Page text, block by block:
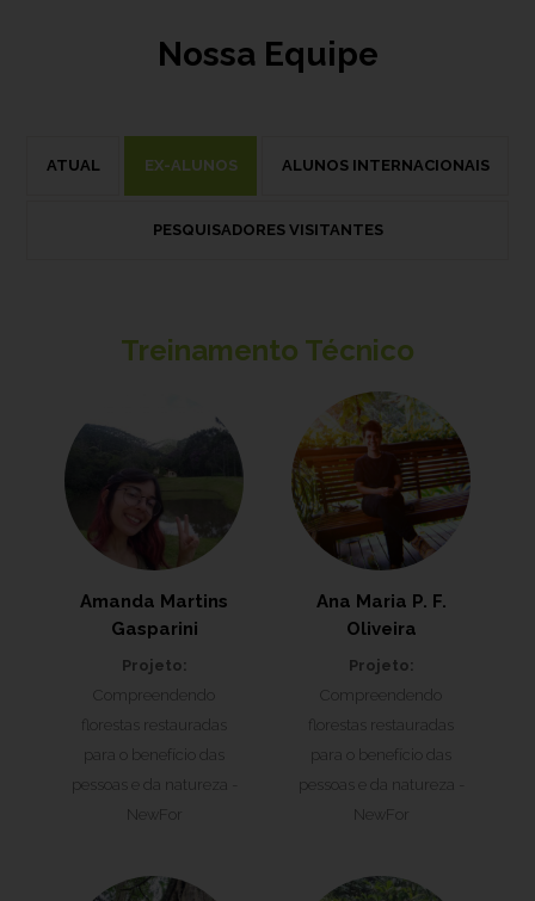
Nossa Equipe
ATUAL EX-ALUNOS ALUNOS INTERNACIONAIS
PESQUISADORES VISITANTES
Treinamento Técnico
Amanda Martins
Gasparini
Projeto:
Compreendendo
florestas restauradas
para o benefício das
pessoas e da natureza -
NewFor
Ana Maria P. F.
Oliveira
Projeto:
Compreendendo
florestas restauradas
para o benefício das
pessoas e da natureza -
NewFor